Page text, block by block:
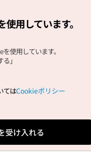
All Rights
用しています。
使用しています。
」
てはCookieポリシー
受け入れる